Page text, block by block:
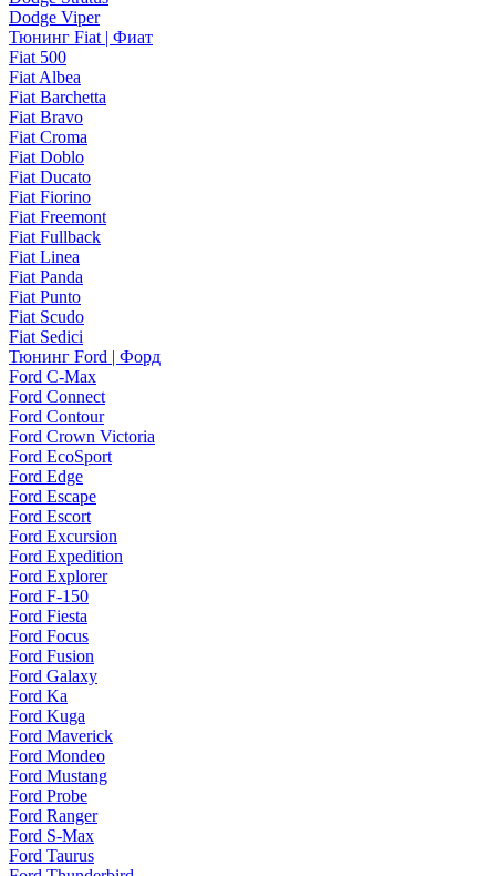
Dodge Viper
Тюнинг Fiat | Фиат
Fiat 500
Fiat Albea
Fiat Barchetta
Fiat Bravo
Fiat Croma
Fiat Doblo
Fiat Ducato
Fiat Fiorino
Fiat Freemont
Fiat Fullback
Fiat Linea
Fiat Panda
Fiat Punto
Fiat Scudo
Fiat Sedici
Тюнинг Ford | Форд
Ford C-Max
Ford Connect
Ford Contour
Ford Crown Victoria
Ford EcoSport
Ford Edge
Ford Escape
Ford Escort
Ford Excursion
Ford Expedition
Ford Explorer
Ford F-150
Ford Fiesta
Ford Focus
Ford Fusion
Ford Galaxy
Ford Ka
Ford Kuga
Ford Maverick
Ford Mondeo
Ford Mustang
Ford Probe
Ford Ranger
Ford S-Max
Ford Taurus